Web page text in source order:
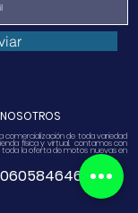
comercialización de toda variedad
física y virtual. contamos con
la oferta de motos nuevas en